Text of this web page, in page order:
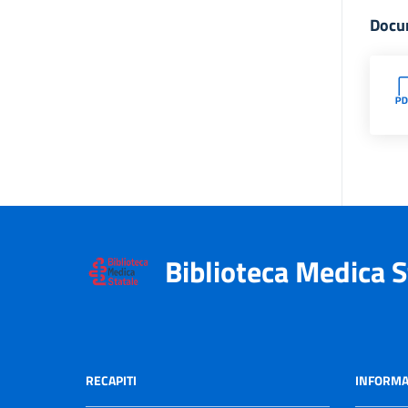
Biblioteca Medica
RECAPITI